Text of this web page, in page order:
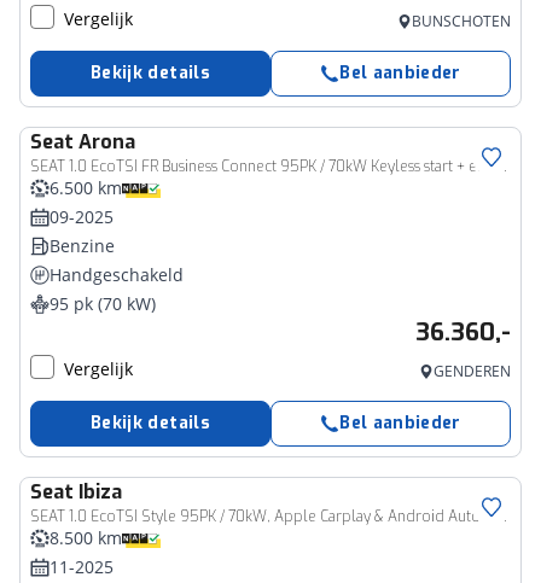
Vergelijk BUNSCHOTEN
Bekijk details Bel aanbieder
Seat Arona
SEAT 1.0 EcoTSI FR Business Connect 95PK / 70kW Keyless start + entry, adaptieve cruise control met Stop&Go, elektrisch verstel- en inklapbare buitenspiegels, Apple Carplay / Android Auto, DAB+, achteruitrijcamera (rear view), parkeersensoren voor en achter, 18" LMV, verwarmbare voorstoelen, draadloze telefoon laden, multifunctioneel stuurwiel
6.500 km
09-2025
Benzine
Handgeschakeld
95 pk (70 kW)
36.360,-
Vergelijk GENDEREN
Bekijk details Bel aanbieder
Seat Ibiza
SEAT 1.0 EcoTSI Style 95PK / 70kW, Apple Carplay & Android Auto, LED koplampen, cruise control, airco, volledig digitaal instrumentenpaneel (Virtual Cockpit), verkeerstekenherkenning, parkeersensoren achter, rijstrook behoud assistent, 15'' LMV 'Enjoy'
8.500 km
11-2025